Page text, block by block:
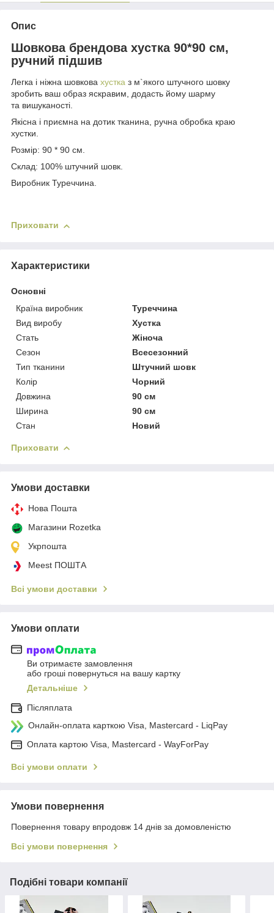
Опис
Шовкова брендова хустка 90*90 см,
ручний підшив
Легка і ніжна шовкова хустка з м`якого штучного шовку
зробить ваш образ яскравим, додасть йому шарму
та вишуканості.
Якісна і приємна на дотик тканина, ручна обробка краю
хустки.
Розмір: 90 * 90 см.
Склад: 100% штучний шовк.
Виробник Туреччина.
Приховати
Характеристики
Основні
Країна виробник
Туреччина
Вид виробу
Хустка
Стать
Жіноча
Сезон
Всесезонний
Тип тканини
Штучний шовк
Колір
Чорний
Довжина
90 см
Ширина
90 см
Стан
Новий
Приховати
Умови доставки
Нова Пошта
Магазини Rozetka
Укрпошта
Meest ПОШТА
Всі умови доставки
Умови оплати
Ви отримаєте замовлення
або гроші повернуться на вашу картку
Детальніше
Післяплата
Онлайн-оплата карткою Visa, Mastercard - LiqPay
Оплата картою Visa, Mastercard - WayForPay
Всі умови оплати
Умови повернення
Повернення товару впродовж 14 днів за домовленістю
Всі умови повернення
Подібні товари компанії